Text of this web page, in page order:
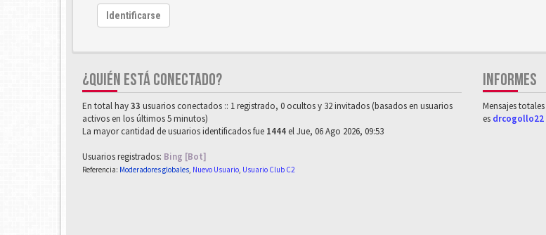
Identificarse
¿QUIÉN ESTÁ CONECTADO?
En total hay33 usuarios conectados :: 1 registrado, 0 ocultos y 32 invitados (basados en usuarios
activos en los últimos 5 minutos)
La mayor cantidad de usuarios identificados fue 1444 el Jue, 06 Ago 2026, 09:53
Usuarios registrados: Bing [Bot]
Referencia: Moderadores globales, Nuevo Usuario, Usuario Club C2
INFORMES
Mensajes totales
es drcogollo22